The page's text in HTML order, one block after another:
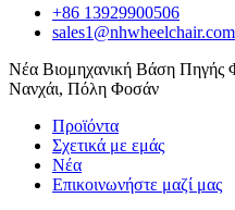
+86 13929900506
sales1@nhwheelchair.com
Νέα Βιομηχανική Βάση Πηγής
Νανχάι, Πόλη Φοσάν
Προϊόντα
Σχετικά με εμάς
Νέα
Επικοινωνήστε μαζί μας